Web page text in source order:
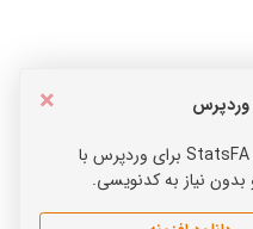
×
وردپرس
افزونه آمارگیر StatsFA برای وردپرس با
نیاز به کدنویسی.